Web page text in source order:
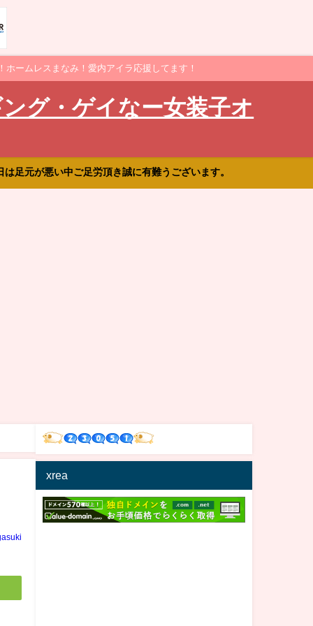
ームレスまなみ！愛内アイラ応援してます！
グ・ゲイなー女装子オ
足元が悪い中ご足労頂き誠に有難うございます。
xrea